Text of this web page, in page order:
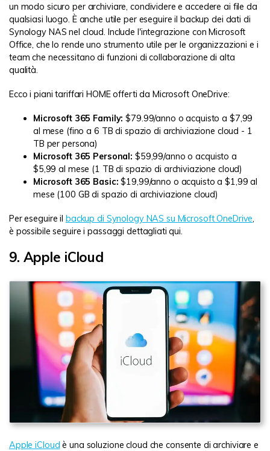
un modo sicuro per archiviare, condividere e accedere ai file da
qualsiasi luogo. È anche utile per eseguire il backup dei dati di
Synology NAS nel cloud. Include l'integrazione con Microsoft
Office, che lo rende uno strumento utile per le organizzazioni e i
team che necessitano di funzioni di collaborazione di alta
qualità.
Ecco i piani tariffari HOME offerti da Microsoft OneDrive:
Microsoft 365 Family:$79.99/anno o acquisto a $7,99
al mese (fino a 6 TB di spazio di archiviazione cloud - 1
TB per persona)
Microsoft 365 Personal: $59,99/anno o acquisto a
$5,99 al mese (1 TB di spazio di archiviazione cloud)
Microsoft 365 Basic:$19,99/anno o acquisto a $1,99 al
mese (100 GB di spazio di archiviazione cloud)
Per eseguire il backup di Synology NAS su Microsoft OneDrive,
è possibile seguire i passaggi dettagliati qui.
9. Apple iCloud
Apple iCloud è una soluzione cloud che consente di archiviare e